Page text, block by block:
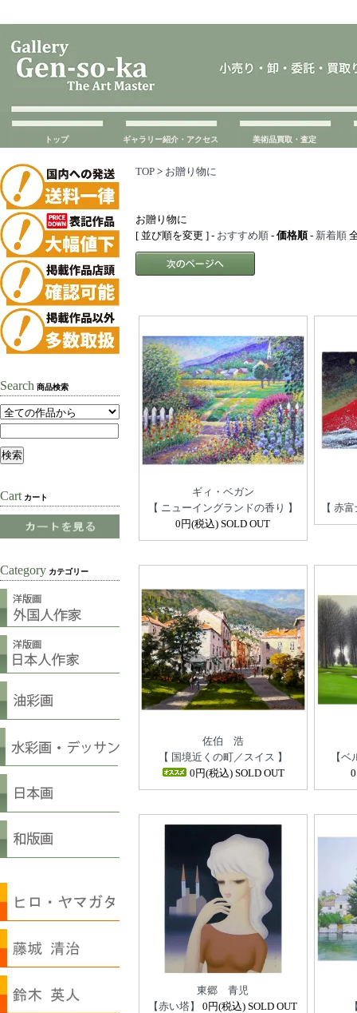
トップ ギャラリー紹介・アクセス 美術品買取・査定
TOP > お贈り物に
お贈り物に
[ 並び順を変更 ] - おすすめ順 - 価格順- 新着順
ギィ・ベガン
【 ニューイングランドの香り 】
0円(税込) SOLD OUT
【 赤
佐伯 浩
【 国境近くの町／スイス 】
0円(税込) SOLD OUT
【
東郷 青児
【赤い塔】
0円(税込) SOLD OUT
Search 商品検索
Cart カート
Category カテゴリー